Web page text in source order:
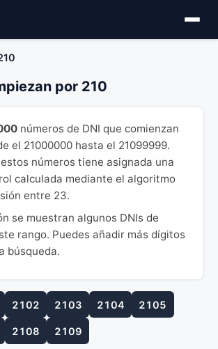
por 210
números de DNI que comienzan
el 21000000 hasta el 21099999.
números tiene asignada una
calculada mediante el algoritmo
entre 23.
se muestran algunos DNIs de
rango. Puedes añadir más dígitos
búsqueda.
2102 2103 2104 2105
2108 2109